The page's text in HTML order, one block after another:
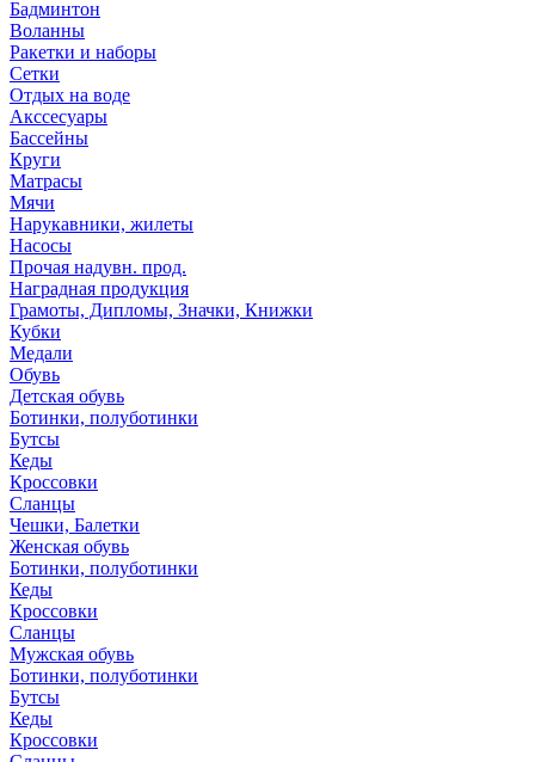
Бадминтон
Воланны
Ракетки и наборы
Сетки
Отдых на воде
Акссесуары
Бассейны
Круги
Матрасы
Мячи
Нарукавники, жилеты
Насосы
Прочая надувн. прод.
Наградная продукция
Грамоты, Дипломы, Значки, Книжки
Кубки
Медали
Обувь
Детская обувь
Ботинки, полуботинки
Бутсы
Кеды
Кроссовки
Сланцы
Чешки, Балетки
Женская обувь
Ботинки, полуботинки
Кеды
Кроссовки
Сланцы
Мужская обувь
Ботинки, полуботинки
Бутсы
Кеды
Кроссовки